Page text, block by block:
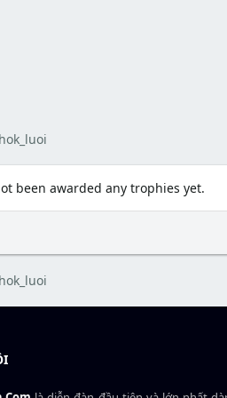
been awarded any trophies yet.